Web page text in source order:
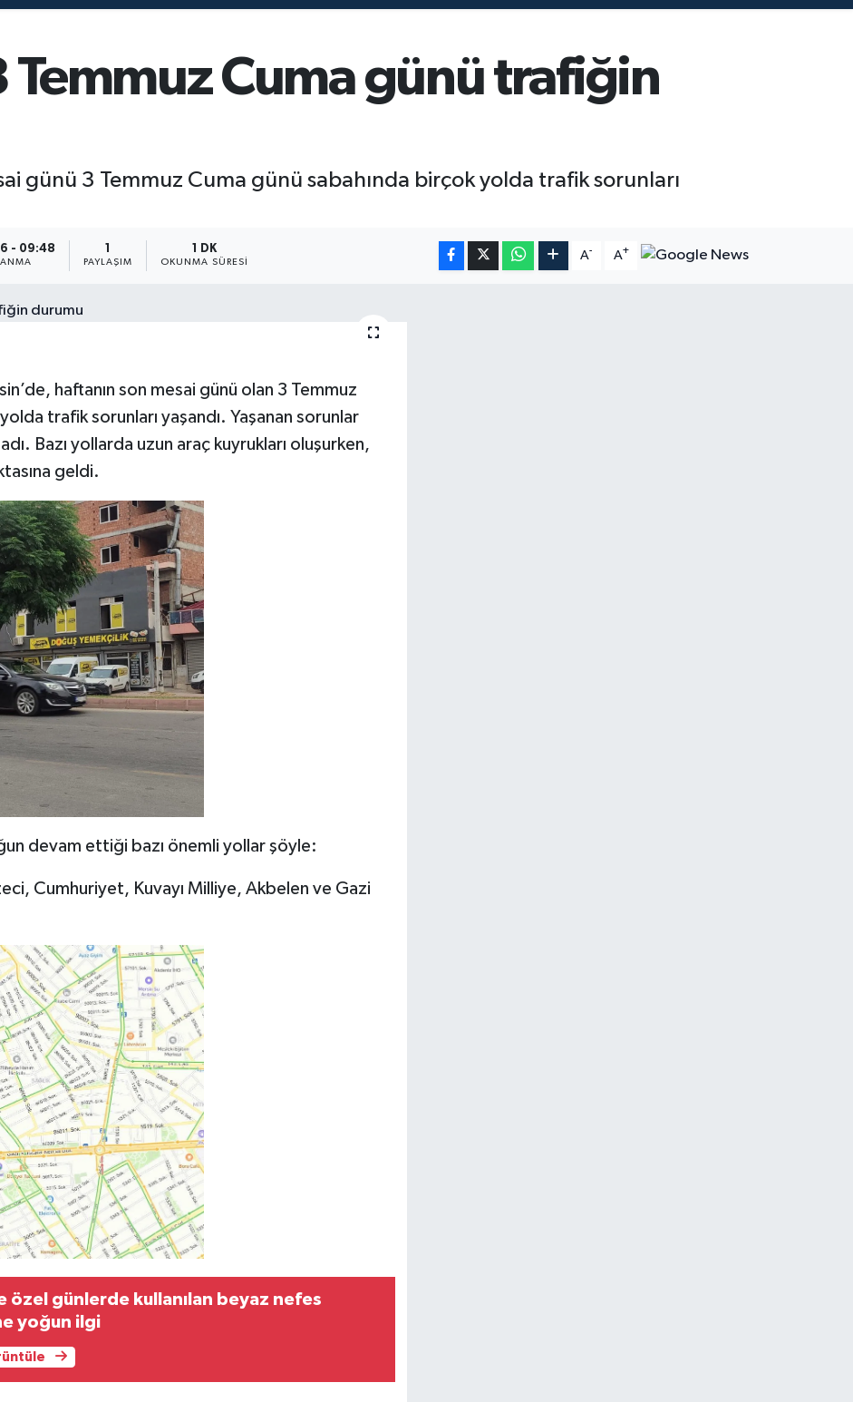
Temmuz Cuma günü trafiğin
günü 3 Temmuz Cuma günü sabahında birçok yolda trafik sorunları
- 09:48
PAYLAŞIM
1 DK
OKUNMA SÜRESI
A- A+
haftanın son mesai günü olan 3 Temmuz
trafik sorunları yaşandı. Yaşanan sorunlar
Bazı yollarda uzun araç kuyrukları oluşurken,
geldi.
devam ettiği bazı önemli yollar şöyle:
Cumhuriyet, Kuvayı Milliye, Akbelen ve Gazi
özel günlerde kullanılan beyaz nefes
yoğun ilgi